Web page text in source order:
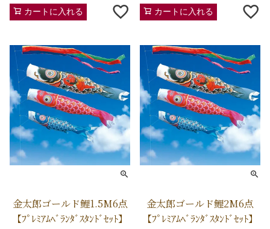
カートに入れる カートに入れる
金太郎ゴールド鯉1.5M6点
【ﾌﾟﾚﾐｱﾑﾍﾞﾗﾝﾀﾞｽﾀﾝﾄﾞｾｯﾄ】
金太郎ゴールド鯉2M6点
【ﾌﾟﾚﾐｱﾑﾍﾞﾗﾝﾀﾞｽﾀﾝﾄﾞｾｯﾄ】